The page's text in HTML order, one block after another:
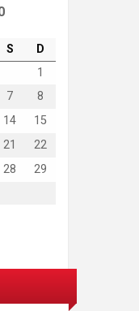
S
D
1
7
8
14
15
21
22
28
29